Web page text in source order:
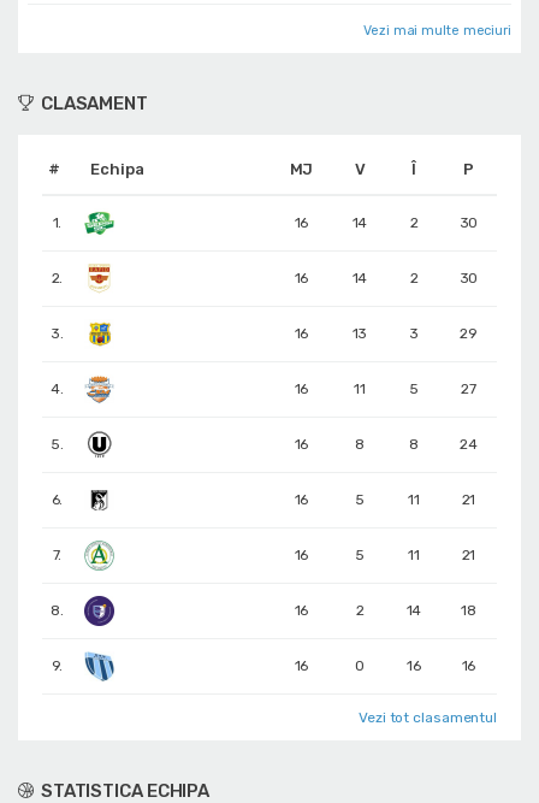
Vezi mai multe meciuri
CLASAMENT
# Echipa MJ V Î P
1. 16 14 2 30
2. 16 14 2 30
3. 16 13 3 29
4. 16 11 5 27
5. 16 8 8 24
6. 16 5 11 21
7. 16 5 11 21
8. 16 2 14 18
9. 16 0 16 16
Vezi tot clasamentul
STATISTICA ECHIPA